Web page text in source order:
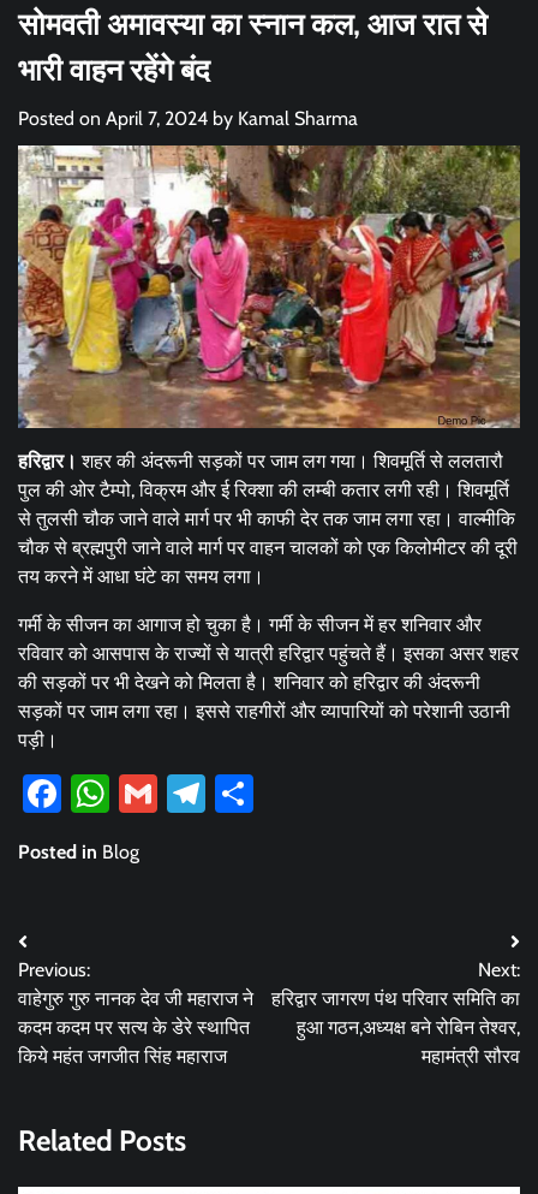
सोमवती अमावस्या का स्नान कल, आज रात से
भारी वाहन रहेंगे बंद
Posted on April 7, 2024 by Kamal Sharma
हरिद्वार। शहर की अंदरूनी सड़कों पर जाम लग गया। शिवमूर्ति से ललतारौ
पुल की ओर टैम्पो, विक्रम और ई रिक्शा की लम्बी कतार लगी रही। शिवमूर्ति
से तुलसी चौक जाने वाले मार्ग पर भी काफी देर तक जाम लगा रहा। वाल्मीकि
चौक से ब्रह्मपुरी जाने वाले मार्ग पर वाहन चालकों को एक किलोमीटर की दूरी
तय करने में आधा घंटे का समय लगा।
गर्मी के सीजन का आगाज हो चुका है। गर्मी के सीजन में हर शनिवार और
रविवार को आसपास के राज्यों से यात्री हरिद्वार पहुंचते हैं। इसका असर शहर
की सड़कों पर भी देखने को मिलता है। शनिवार को हरिद्वार की अंदरूनी
सड़कों पर जाम लगा रहा। इससे राहगीरों और व्यापारियों को परेशानी उठानी
पड़ी।
Facebook
WhatsApp
GmailTelegram
Posted in Blog
Post
navigation
Previous:
वाहेगुरु गुरु नानक देव जी महाराज ने
कदम कदम पर सत्य के डेरे स्थापित
किये महंत जगजीत सिंह महाराज
Next:
हरिद्वार जागरण पंथ परिवार समिति का
हुआ गठन,अध्यक्ष बने रोबिन तेश्वर,
महामंत्री सौरव
Related Posts